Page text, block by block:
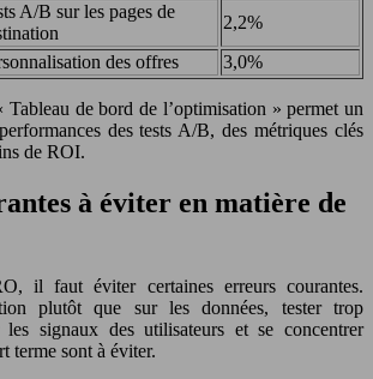
A/B sur les pages de
2,2%
des offres 3,0%
de bord de l’optimisation » permet un
des tests A/B, des métriques clés
de ROI.
à éviter en matière de
il faut éviter certaines erreurs courantes.
plutôt que sur les données, tester trop
les signaux des utilisateurs et se concentrer
terme sont à éviter.